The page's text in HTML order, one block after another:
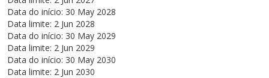
Data do início: 30 May 2028
Data limite: 2 Jun 2028
Data do início: 30 May 2029
Data limite: 2 Jun 2029
Data do início: 30 May 2030
Data limite: 2 Jun 2030